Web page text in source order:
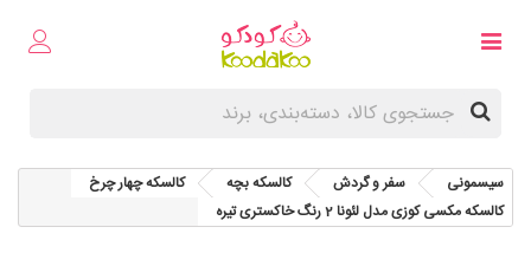
سیسمونی سفر و گردش کالسکه بچه
کالسکه چهار چرخ
کالسکه مکسی کوزی مدل لئونا 2 رنگ خاکستری تیره